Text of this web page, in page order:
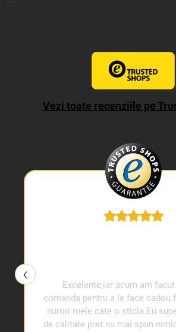
Vezi toate recenziile pe
Excelente,iar acum am
comanda pentru a le face cadou
nurori mele cate o sticla.Eu
de calitate pret nu mai spun